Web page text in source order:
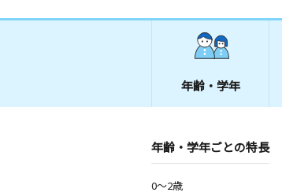
年齢・学年
年齢・学年ごとの特長
0～2歳